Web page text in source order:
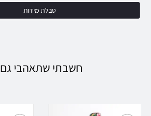
טבלת מידות
חשבתי שתאהבי גם